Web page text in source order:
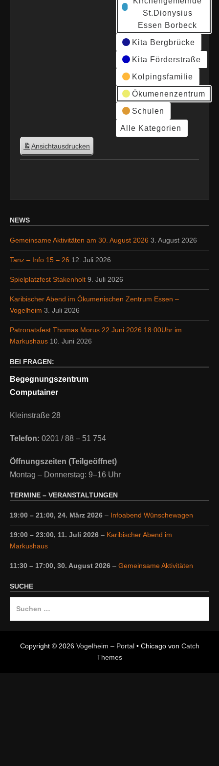
St.Dionysius
Essen Borbeck
Kita Bergbrücke
Kita Förderstraße
Kolpingsfamilie
Ökumenenzentrum
Schulen
Alle Kategorien
Ansichtausdrucken
NEWS
Gemeinsame Aktivitäten am 30. August 2026 3. August 2026
Tanz – Info 15 – 26 12. Juli 2026
Spielplatzfest Stakenholt 9. Juli 2026
Karibischer Abend im Ökumenischen Zentrum Essen –
Vogelheim 3. Juli 2026
Patronatsfest Thomas Morus 22.Juni 2026 18:00Uhr im
Markushaus 10. Juni 2026
BEI FRAGEN:
Begegnungszentrum
Computainer
Kleinstraße 28
Telefon: 0201 / 88 – 51 754
Öffnungszeiten (Teilgeöffnet)
Montag – Donnerstag: 9–16 Uhr
TERMINE – VERANSTALTUNGEN
19:00 – 21:00, 24. März 2026 – Infoabend Wünschewagen
19:00 – 23:00, 11. Juli 2026 – Karibischer Abend im
Markushaus
11:30 – 17:00, 30. August 2026 – Gemeinsame Aktivitäten
SUCHE
Copyright © 2026 Vogelheim – Portal• Chicago von Catch
Themes